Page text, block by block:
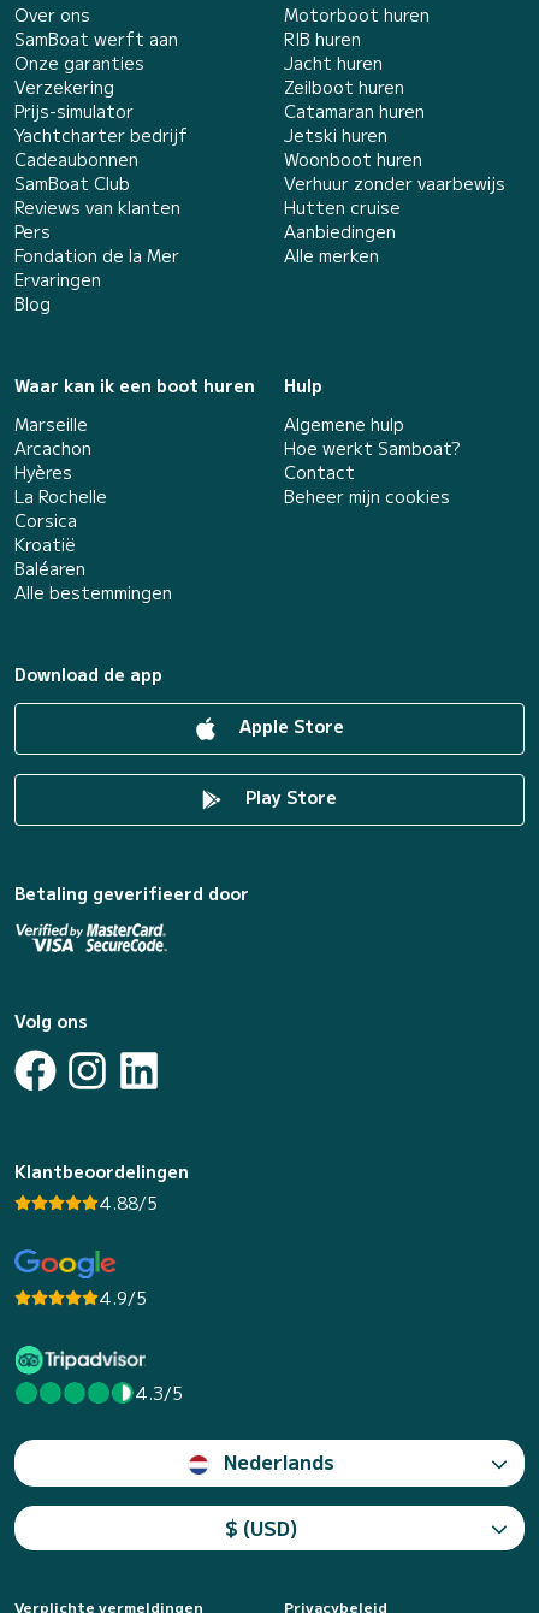
Over ons
SamBoat werft aan
Onze garanties
Verzekering
Prijs-simulator
Yachtcharter bedrijf
Cadeaubonnen
SamBoat Club
Reviews van klanten
Pers
Fondation de la Mer
Ervaringen
Blog
Motorboot huren
RIB huren
Jacht huren
Zeilboot huren
Catamaran huren
Jetski huren
Woonboot huren
Verhuur zonder vaarbewijs
Hutten cruise
Aanbiedingen
Alle merken
Waar kan ik een boot huren
Marseille
Arcachon
Hyères
La Rochelle
Corsica
Kroatië
Baléaren
Alle bestemmingen
Hulp
Algemene hulp
Hoe werkt Samboat?
Contact
Beheer mijn cookies
Download de app
Apple Store
Play Store
Betaling geverifieerd door
Volg ons
Klantbeoordelingen
4.88/5
4.9/5
4.3/5
Nederlands
$ (USD)
Verplichte vermeldingen Privacybeleid